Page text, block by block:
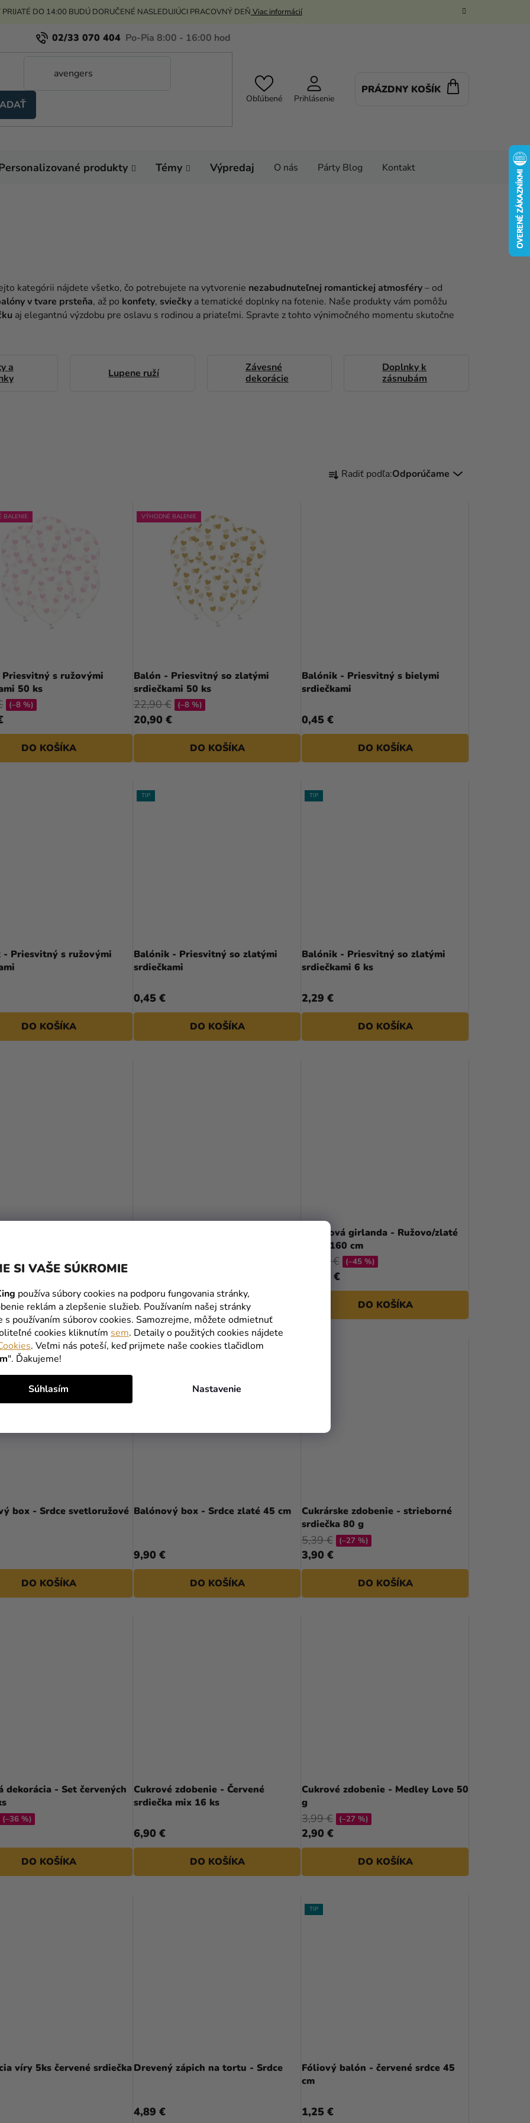
SI VAŠE SÚKROMIE
používa súbory cookies na podporu fungovania stránky,
reklám a zlepšenie služieb. Používaním našej stránky
s používaním súborov cookies. Samozrejme, môžete odmietnuť
cookies kliknutím sem. Detaily o použitých cookies nájdete
. Veľmi nás poteší, keď prijmete naše cookies tlačidlom
". Ďakujeme!
Nastavenie
Súhlasím
PRIJATÉ DO 14:00 BUDÚ DORUČENÉ NASLEDUJÚCI PRACOVNÝ DEŇ Viac informácií
02/33 070 404
Obľúbené Prihlásenie
PRÁZDNY KOŠÍK
produkty Témy Výpredaj O nás Párty Blog Kontakt
kategórii nájdete všetko, čo potrebujete na vytvorenie nezabudnuteľnej romantickej atmosféry– od
v tvare prsteňa, až po konfety, sviečky a tematické doplnky na fotenie. Naše produkty vám pomôžu
aj elegantnú výzdobu pre oslavu s rodinou a priateľmi. Spravte z tohto výnimočného momentu skutočne
a
Lupene ruží
Závesné
dekorácie
Doplnky k
zásnubám
R
D
U
K
T
O
Radiť podľa:Odporúčame
BALENIE
s ružovými
50 ks
(–8 %)
DO KOŠÍKA
VÝHODNÉ BALENIE
Balón - Priesvitný so zlatými
srdiečkami 50 ks
20,90 €
22,90 € (–8 %)
DO KOŠÍKA
Balónik - Priesvitný s bielymi
srdiečkami
0,45 €
DO KOŠÍKA
- Priesvitný s ružovými
DO KOŠÍKA
TIP
Balónik - Priesvitný so zlatými
srdiečkami
0,45 €
DO KOŠÍKA
TIP
Balónik - Priesvitný so zlatými
srdiečkami 6 ks
2,29 €
DO KOŠÍKA
DO KOŠÍKA DO KOŠÍKA
Balónová girlanda - Ružovo/zlaté
srdce 160 cm
15,61 €
28,90 € (–45 %)
DO KOŠÍKA
BALENIE
box - Srdce svetloružové
DO KOŠÍKA
VÝHODNÉ BALENIE
Balónový box - Srdce zlaté 45 cm
9,90 €
DO KOŠÍKA
Cukrárske zdobenie - strieborné
srdiečka 80 g
3,90 €
5,39 € (–27 %)
DO KOŠÍKA
dekorácia - Set červených
(–36 %)
DO KOŠÍKA
Cukrové zdobenie - Červené
srdiečka mix 16 ks
6,90 €
DO KOŠÍKA
Cukrové zdobenie - Medley Love 50
g
2,90 €
3,99 € (–27 %)
DO KOŠÍKA
víry 5ks červené srdiečka Drevený zápich na tortu - Srdce
4,89 €
TIP
Fóliový balón - červené srdce 45
cm
1,25 €